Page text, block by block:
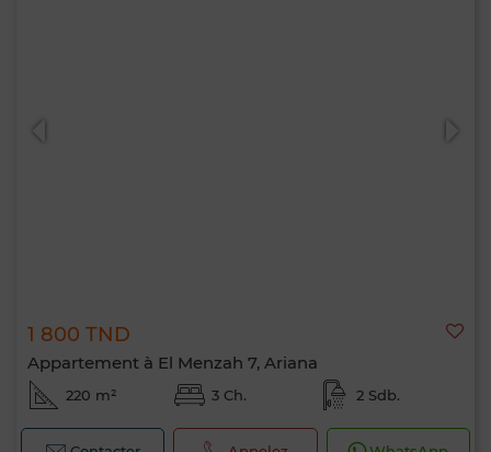
1 800 TND
Appartement à El Menzah 7, Ariana
220 m² 3 Ch. 2 Sdb.